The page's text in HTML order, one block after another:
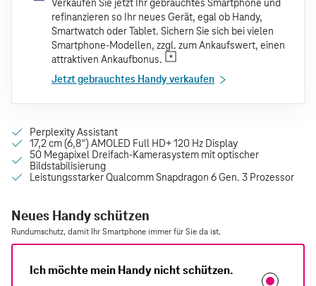
Verkaufen Sie jetzt Ihr gebrauchtes Smartphone und
refinanzieren so Ihr neues Gerät, egal ob Handy,
Smartwatch oder Tablet. Sichern Sie sich bei vielen
Smartphone-Modellen, zzgl. zum Ankaufswert, einen
attraktiven Ankaufbonus.
Jetzt gebrauchtes Handy verkaufen
Neues Handy schützen
Rundumschutz, damit Ihr Smartphone immer für Sie da ist.
Ich möchte mein Handy nicht schützen.